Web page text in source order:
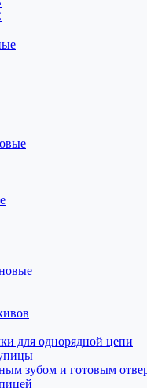
для однорядной цепи
зубом и готовым